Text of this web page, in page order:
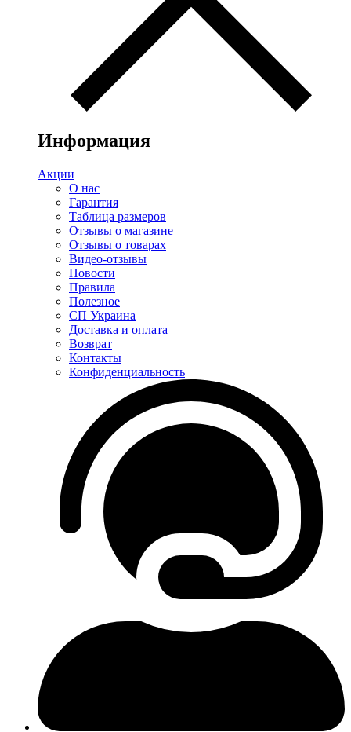
Информация
Акции
О нас
Гарантия
Таблица размеров
Отзывы о магазине
Отзывы о товарах
Видео-отзывы
Новости
Правила
Полезное
СП Украина
Доставка и оплата
Возврат
Контакты
Конфиденциальность